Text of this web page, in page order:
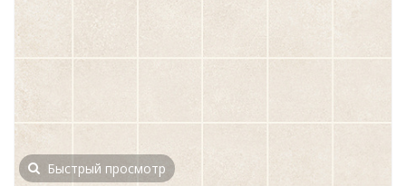
Быстрый просмотр